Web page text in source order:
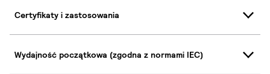
Certyfikaty i zastosowania
Wydajność początkowa (zgodna z normami IEC)